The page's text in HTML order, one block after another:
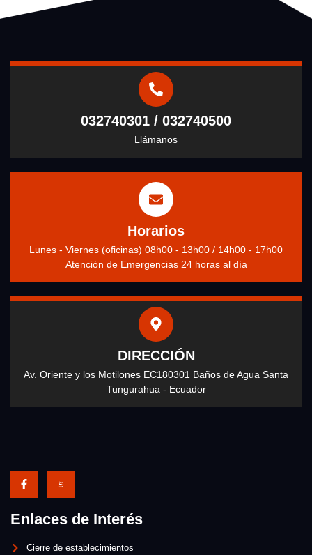
032740301 / 032740500
Llámanos
Horarios
Lunes - Viernes (oficinas) 08h00 - 13h00 / 14h00 - 17h00
Atención de Emergencias 24 horas al día
DIRECCIÓN
Av. Oriente y los Motilones EC180301 Baños de Agua Santa
Tungurahua - Ecuador
Enlaces de Interés
Cierre de establecimientos